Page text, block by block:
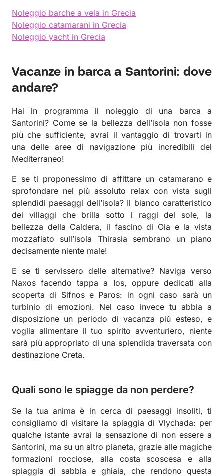
Noleggio barche a vela in Grecia
Noleggio catamarani in Grecia
Noleggio yacht in Grecia
Vacanze in barca a Santorini: dove
andare?
Hai in programma il noleggio di una barca a
Santorini? Come se la bellezza dell’isola non fosse
più che sufficiente, avrai il vantaggio di trovarti in
una delle aree di navigazione più incredibili del
Mediterraneo!
E se ti proponessimo di affittare un catamarano e
sprofondare nel più assoluto relax con vista sugli
splendidi paesaggi dell’isola? Il bianco caratteristico
dei villaggi che brilla sotto i raggi del sole, la
bellezza della Caldera, il fascino di Oia e la vista
mozzafiato sull’isola Thirasia sembrano un piano
decisamente niente male!
E se ti servissero delle alternative? Naviga verso
Naxos facendo tappa a Ios, oppure dedicati alla
scoperta di Sifnos e Paros: in ogni caso sarà un
turbinio di emozioni. Nel caso invece tu abbia a
disposizione un periodo di vacanza più esteso, e
voglia alimentare il tuo spirito avventuriero, niente
sarà più appropriato di una splendida traversata con
destinazione Creta.
Quali sono le spiagge da non perdere?
Se la tua anima è in cerca di paesaggi insoliti, ti
consigliamo di visitare la spiaggia di Vlychada: per
qualche istante avrai la sensazione di non essere a
Santorini, ma su un altro pianeta, grazie alle magiche
formazioni rocciose, alla costa scoscesa e alla
spiaggia di sabbia e ghiaia, che rendono questa